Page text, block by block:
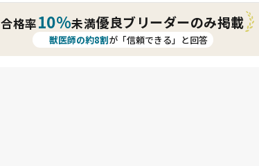
合格率10%未満優良ブリーダーのみ掲載
獣医師の約8割が「信頼できる」と回答